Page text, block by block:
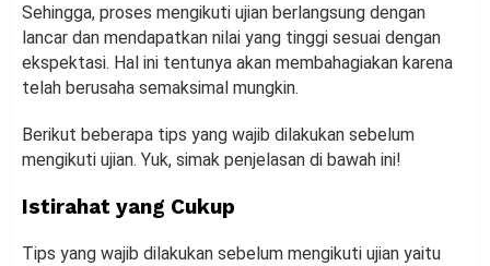
Sehingga, proses mengikuti ujian berlangsung dengan
lancar dan mendapatkan nilai yang tinggi sesuai dengan
ekspektasi. Hal ini tentunya akan membahagiakan karena
telah berusaha semaksimal mungkin.
Berikut beberapa tips yang wajib dilakukan sebelum
mengikuti ujian. Yuk, simak penjelasan di bawah ini!
Istirahat yang Cukup
Tips yang wajib dilakukan sebelum mengikuti ujian yaitu